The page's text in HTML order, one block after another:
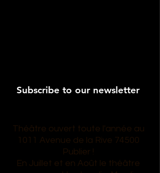
Subscribe to our newsletter
Théâtre ouvert toute l'année au
1011 Avenue de la Rive 74500
Publier !
En Juillet et en Août le théâtre